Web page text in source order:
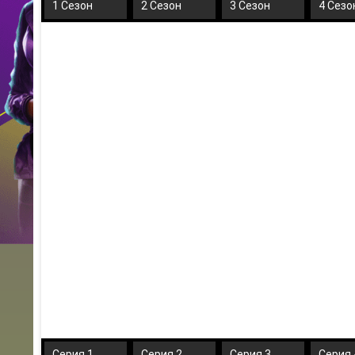
1 Сезон 2 Сезон 3 Сезон 4